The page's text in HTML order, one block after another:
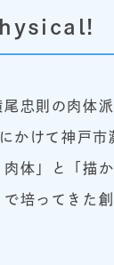
忠則の肉体
かけて神戸市
体」と「描
培ってきた